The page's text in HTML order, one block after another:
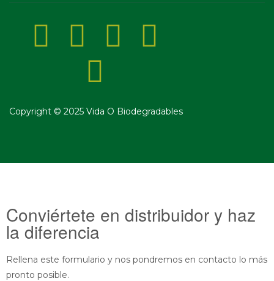
Copyright © 2025 Vida O Biodegradables
Conviértete en distribuidor y haz
la diferencia
Rellena este formulario y nos pondremos en contacto lo más
pronto posible.